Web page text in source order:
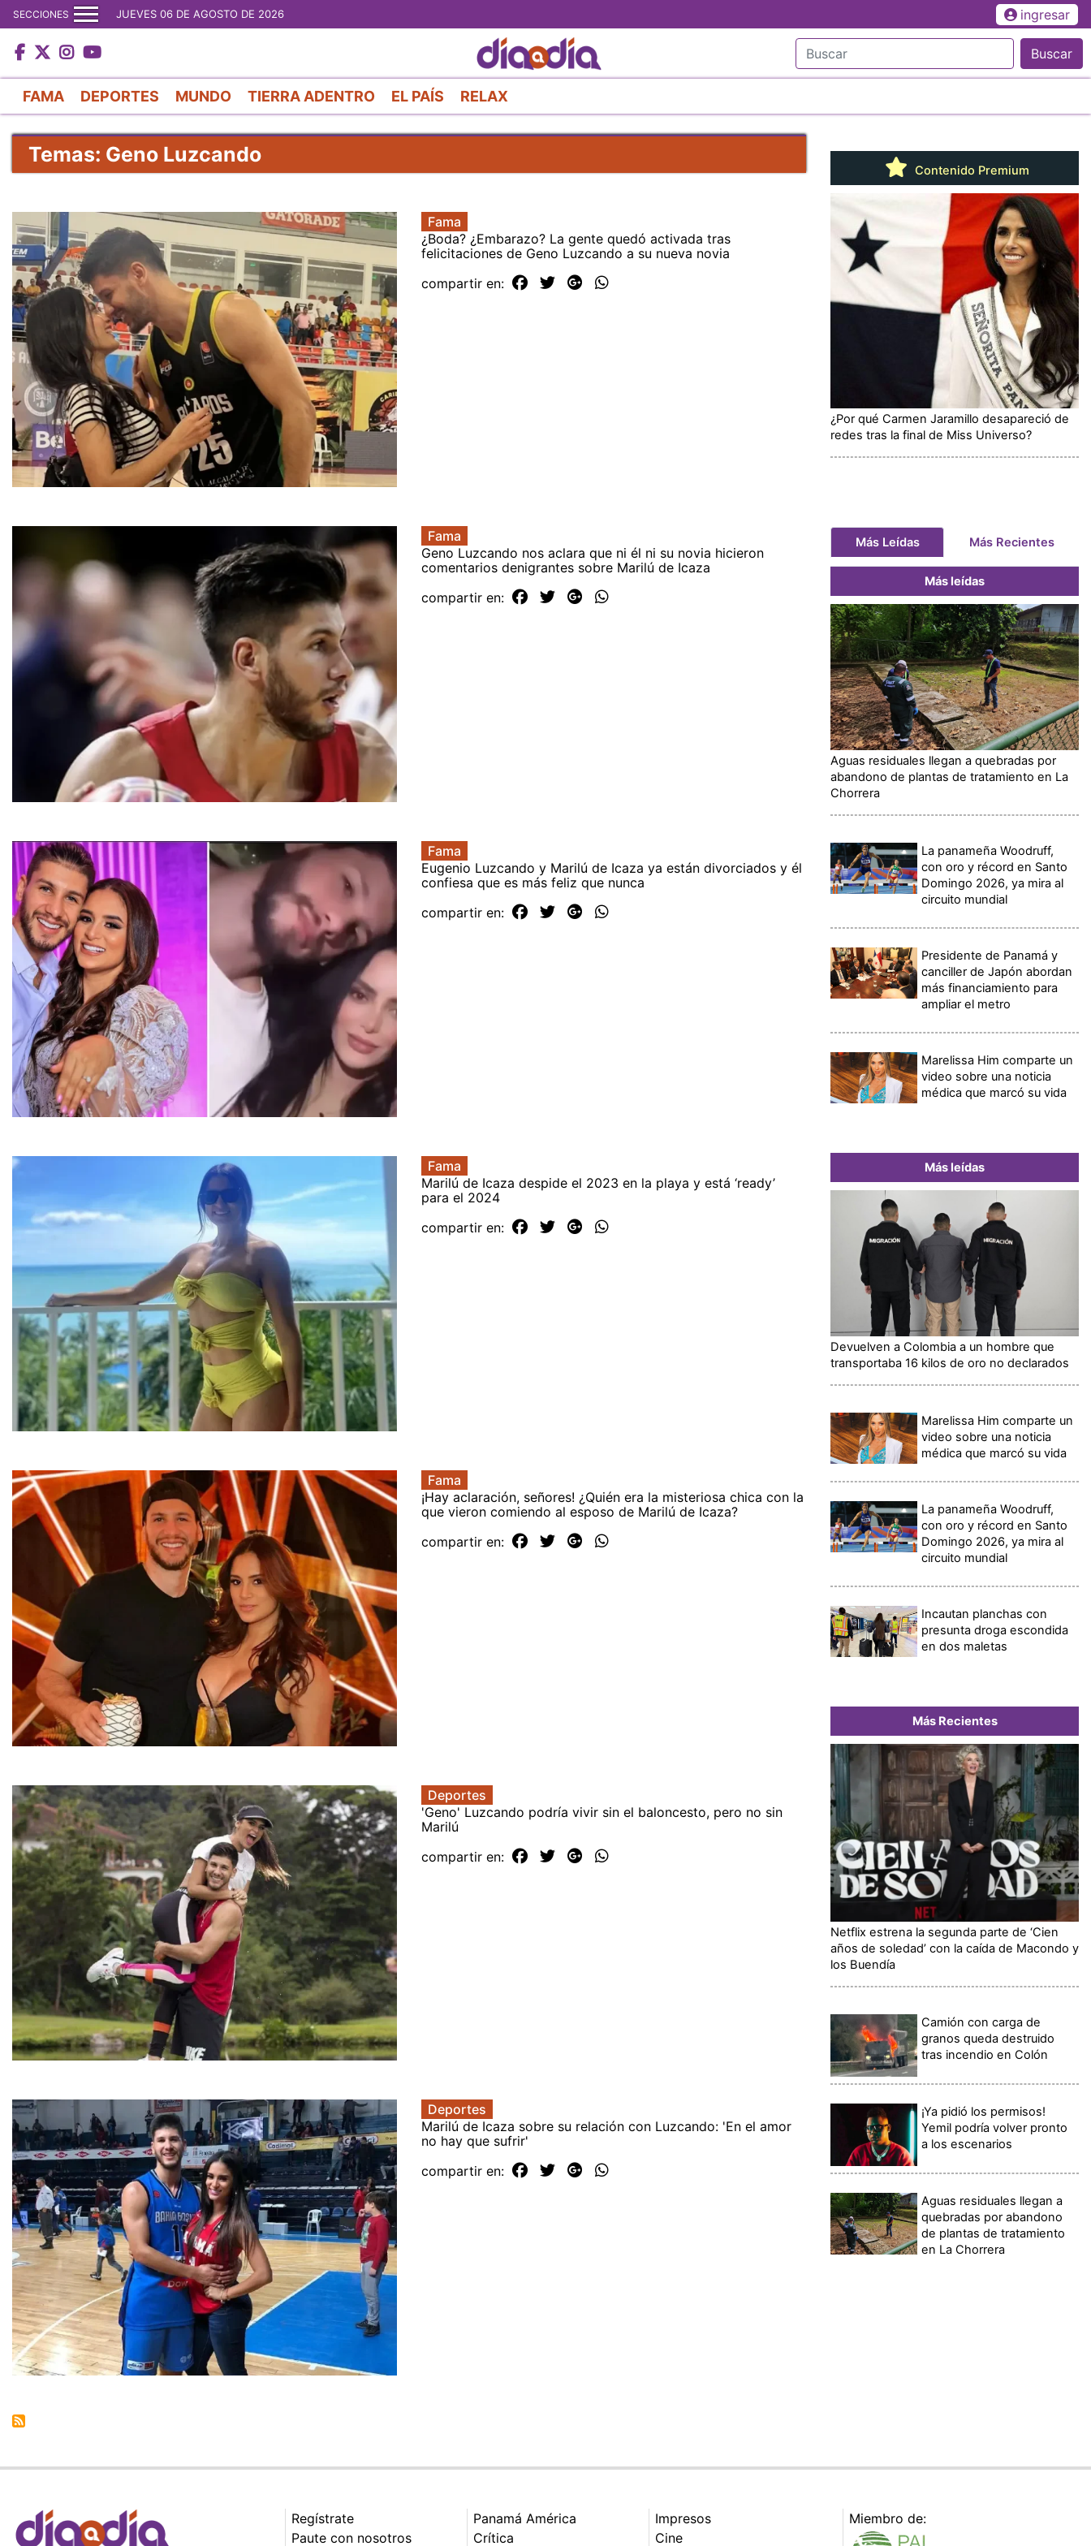
al
contenido
principal
SECCIONES JUEVES 06 DE AGOSTO DE 2026 ingresar
Buscar
FAMA DEPORTES MUNDO TIERRA ADENTRO EL PAÍS RELAX
Temas: Geno Luzcando
Fama
¿Boda? ¿Embarazo? La gente quedó activada tras
felicitaciones de Geno Luzcando a su nueva novia
compartir en:
Fama
Geno Luzcando nos aclara que ni él ni su novia hicieron
comentarios denigrantes sobre Marilú de Icaza
compartir en:
Fama
Eugenio Luzcando y Marilú de Icaza ya están divorciados y él
confiesa que es más feliz que nunca
compartir en:
Fama
Marilú de Icaza despide el 2023 en la playa y está ‘ready’
para el 2024
compartir en:
Fama
¡Hay aclaración, señores! ¿Quién era la misteriosa chica con la
que vieron comiendo al esposo de Marilú de Icaza?
compartir en:
Deportes
'Geno' Luzcando podría vivir sin el baloncesto, pero no sin
Marilú
compartir en:
Deportes
Marilú de Icaza sobre su relación con Luzcando: 'En el amor
no hay que sufrir'
compartir en:
Contenido Premium
¿Por qué Carmen Jaramillo desapareció de
redes tras la final de Miss Universo?
Más Leídas Más Recientes
Más leídas
Aguas residuales llegan a quebradas por
abandono de plantas de tratamiento en La
Chorrera
La panameña Woodruff,
con oro y récord en Santo
Domingo 2026, ya mira al
circuito mundial
Presidente de Panamá y
canciller de Japón abordan
más financiamiento para
ampliar el metro
Marelissa Him comparte un
video sobre una noticia
médica que marcó su vida
Más leídas
Devuelven a Colombia a un hombre que
transportaba 16 kilos de oro no declarados
Marelissa Him comparte un
video sobre una noticia
médica que marcó su vida
La panameña Woodruff,
con oro y récord en Santo
Domingo 2026, ya mira al
circuito mundial
Incautan planchas con
presunta droga escondida
en dos maletas
Más Recientes
Netflix estrena la segunda parte de ‘Cien
años de soledad’ con la caída de Macondo y
los Buendía
Camión con carga de
granos queda destruido
tras incendio en Colón
¡Ya pidió los permisos!
Yemil podría volver pronto
a los escenarios
Aguas residuales llegan a
quebradas por abandono
de plantas de tratamiento
en La Chorrera
Regístrate
Paute con nosotros
Panamá América
Crítica
Impresos
Cine
Miembro de: